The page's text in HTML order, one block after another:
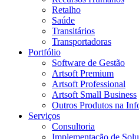
Retalho
Saúde
Transitários
Transportadoras
Portfólio
Software de Gestão
Artsoft Premium
Artsoft Professional
Artsoft Small Business
Outros Produtos na
Serviços
Consultoria
Implementação de